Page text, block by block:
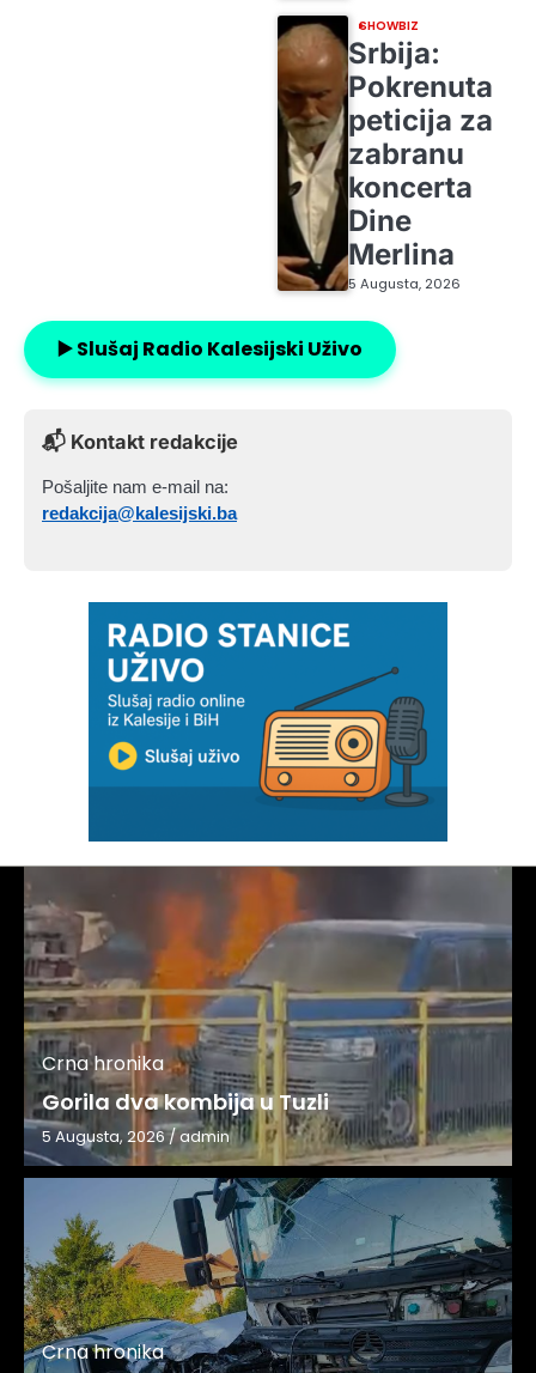
SHOWBIZ
Srbija:
Pokrenuta
peticija za
zabranu
koncerta
Dine
Merlina
5 Augusta, 2026
▶️ Slušaj Radio Kalesijski Uživo
📬 Kontakt redakcije
Pošaljite nam e-mail na:
redakcija@kalesijski.ba
Crna hronika
Gorila dva kombija u Tuzli
5 Augusta, 2026/admin
Crna hronika